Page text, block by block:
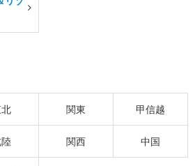
関東 甲信越
関西 中国